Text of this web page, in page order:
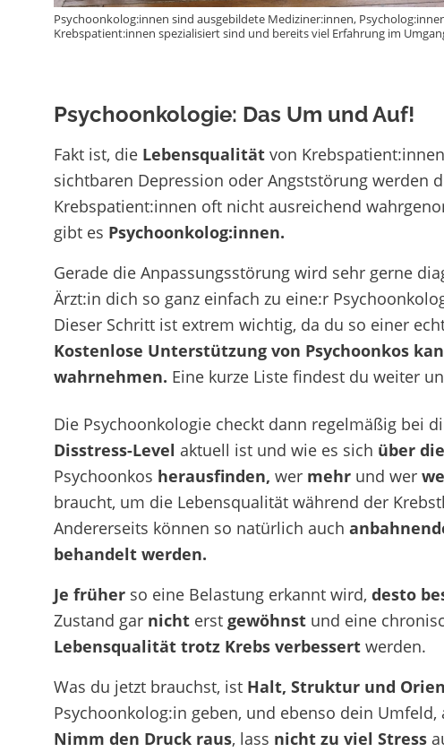
Psychoonkolog:innen sind ausgebildete Mediziner:innen,
Krebspatient:innen spezialisiert sind und bereits viel Erfahrung im
Psychoonkologie: Das Um und Auf!
Fakt ist, die Lebensqualität von Krebspatient:innen
sichtbaren Depression oder Angststörung werden
Krebspatient:innen oft nicht ausreichend
gibt es Psychoonkolog:innen.
Gerade die Anpassungsstörung wird sehr gerne
Ärzt:in dich so ganz einfach zu eine:r
Dieser Schritt ist extrem wichtig, da du so einer
Kostenlose Unterstützung von Psychoonkos
wahrnehmen. Eine kurze Liste findest du weiter
Die Psychoonkologie checkt dann regelmäßig bei
Disstress-Level aktuell ist und wie es sich über
Psychoonkos herausfinden, wer mehrund wer
braucht, um die Lebensqualitätwährend der
Andererseits können so natürlich auch
behandelt werden.
Je früherso eine Belastung erkannt wird, desto
Zustand garnichterst gewöhnstund eine
Lebensqualität trotz Krebs verbessertwerden.
Was du jetzt brauchst, ist Halt, Struktur und
Psychoonkolog:in geben, und ebenso dein
Nimm den Druck raus, lass nicht zu viel Stress